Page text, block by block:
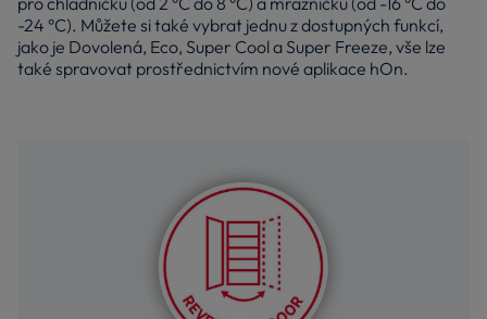
-24 °C). Můžete si také vybrat jednu z dostupných funkcí,
jako je Dovolená, Eco, Super Cool a Super Freeze, vše lze
také spravovat prostřednictvím nové aplikace hOn.